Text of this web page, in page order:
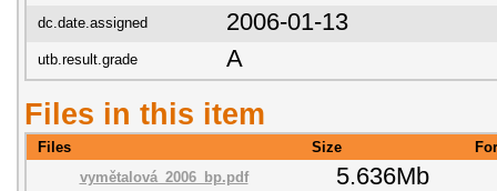
dc.date.assigned 2006-01-13
utb.result.grade A
Files in this item
Files Size
vymětalová_2006_bp.pdf
5.636Mb